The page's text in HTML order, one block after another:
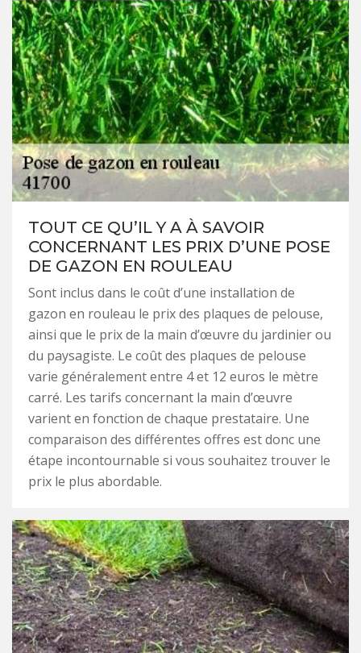
TOUT CE QU’IL Y A À SAVOIR
CONCERNANT LES PRIX D’UNE POSE
DE GAZON EN ROULEAU
Sont inclus dans le coût d’une installation de
gazon en rouleau le prix des plaques de pelouse,
ainsi que le prix de la main d’œuvre du jardinier ou
du paysagiste. Le coût des plaques de pelouse
varie généralement entre 4 et 12 euros le mètre
carré. Les tarifs concernant la main d’œuvre
varient en fonction de chaque prestataire. Une
comparaison des différentes offres est donc une
étape incontournable si vous souhaitez trouver le
prix le plus abordable.